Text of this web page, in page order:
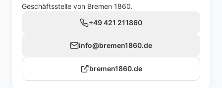
Geschäftsstelle von Bremen 1860.
+49 421 211860
info@bremen1860.de
bremen1860.de